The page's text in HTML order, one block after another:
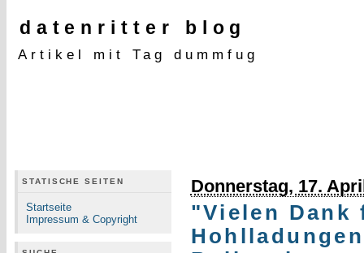
datenritter blog
Artikel mit Tag dummfug
STATISCHE SEITEN
Startseite
Impressum & Copyright
Donnerstag, 17.
"Vielen Dank